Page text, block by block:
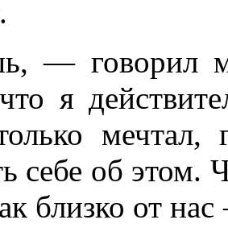
— говорил
я
мечтал,
себе об этом.
близко от